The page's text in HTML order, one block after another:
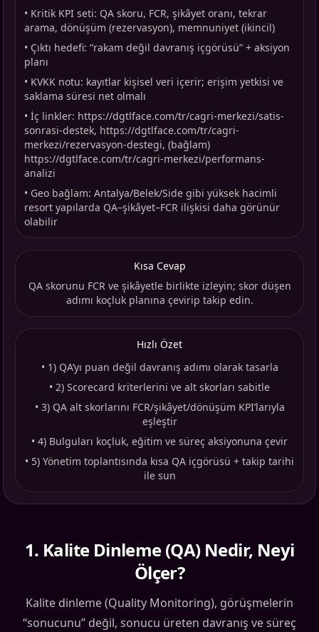
• Kritik KPI seti: QA skoru, FCR, şikâyet oranı, tekrar
arama, dönüşüm (rezervasyon), memnuniyet (ikincil)
• Çıktı hedefi: “rakam değil davranış içgörüsü” + aksiyon
planı
• KVKK notu: kayıtlar kişisel veri içerir; erişim yetkisi ve
saklama süresi net olmalı
• İç linkler: https://dgtlface.com/tr/cagri-merkezi/satis-
sonrasi-destek, https://dgtlface.com/tr/cagri-
merkezi/rezervasyon-destegi, (bağlam)
https://dgtlface.com/tr/cagri-merkezi/performans-
analizi
• Geo bağlam: Antalya/Belek/Side gibi yüksek hacimli
resort yapılarda QA–şikâyet–FCR ilişkisi daha görünür
olabilir
Kısa Cevap
QA skorunu FCR ve şikâyetle birlikte izleyin; skor düşen
adımı koçluk planına çevirip takip edin.
Hızlı Özet
• 1) QA’yı puan değil davranış adımı olarak tasarla
• 2) Scorecard kriterlerini ve alt skorları sabitle
• 3) QA alt skorlarını FCR/şikâyet/dönüşüm KPI’larıyla
eşleştir
• 4) Bulguları koçluk, eğitim ve süreç aksiyonuna çevir
• 5) Yönetim toplantısında kısa QA içgörüsü + takip tarihi
ile sun
1. Kalite Dinleme (QA) Nedir, Neyi
Ölçer?
Kalite dinleme (Quality Monitoring), görüşmelerin
“sonucunu” değil, sonucu üreten davranış ve süreç